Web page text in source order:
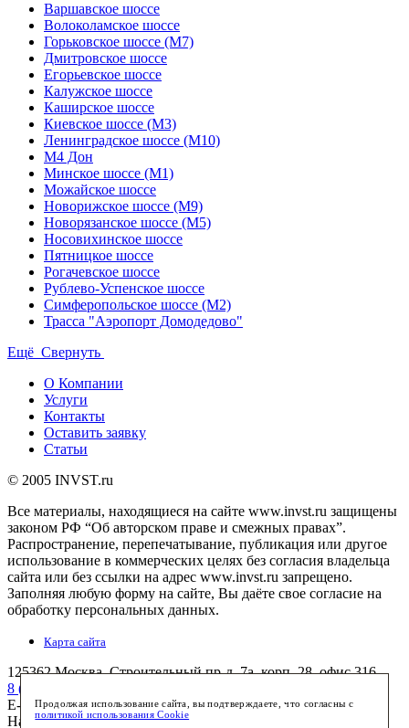
Варшавское шоссе
Волоколамское шоссе
Горьковское шоссе (М7)
Дмитровское шоссе
Егорьевское шоссе
Калужское шоссе
Каширское шоссе
Киевское шоссе (М3)
Ленинградское шоссе (М10)
М4 Дон
Минское шоссе (М1)
Можайское шоссе
Новорижское шоссе (М9)
Новорязанское шоссе (М5)
Носовихинское шоссе
Пятницкое шоссе
Рогачевское шоссе
Рублево-Успенское шоссе
Симферопольское шоссе (М2)
Трасса "Аэропорт Домодедово"
Ещё Свернуть
О Компании
Услуги
Контакты
Оставить заявку
Статьи
© 2005 INVST.ru
Все материалы, находящиеся на сайте www.invst.ru защищены
законом РФ “Об авторском праве и смежных правах”.
Распространение, перепечатывание, публикация или другое
использование в коммерческих целях без согласия владельца
сайта или без ссылки на адрес www.invst.ru запрещено.
Заполняя любую форму на сайте, Вы даёте свое согласие на
обработку персональных данных.
Карта сайта
125362 Москва,Строительный пр-д, 7а, корп. 28, офис 316
8 (495) 772-7658
E-mail:info@invst.ru
Нашfacebook
Продолжая использование сайта, вы подтверждаете, что согласны с
политикой использования Cookie